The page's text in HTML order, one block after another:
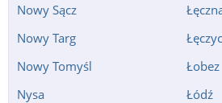
Nowy Sącz
Nowy Targ
Nowy Tomyśl
Nysa
Łobez
Łódź